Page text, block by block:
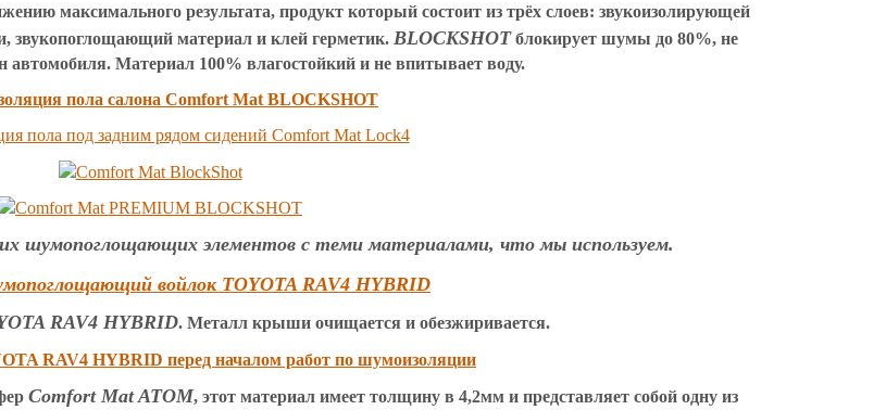
максимального результата, продукт который состоит из трёх слоев: звукоизолирующей
звукопоглощающий материал и клей герметик. BLOCKSHOTблокирует шумы до 80%, не
автомобиля. Материал 100% влагостойкий и не впитывает воду.
шумопоглощающих элементов с теми материалами, что мы используем.
RAV4 HYBRID. Металл крыши очищается и обезжиривается.
Comfort Mat ATOM, этот материал имеет толщину в 4,2мм и представляет собой одну из